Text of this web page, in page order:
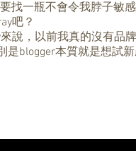
找一瓶不會令我脖子敏
吧？
說，以前我真的沒有品牌
是blogger本質就是想試